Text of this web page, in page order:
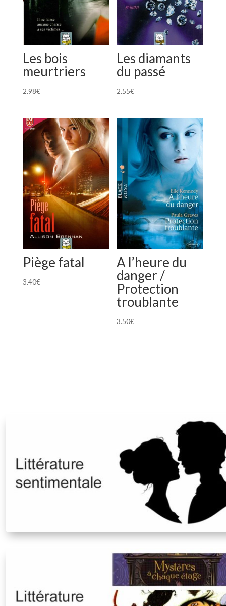
Les bois
meurtriers
2.98€
Les diamants
du passé
2.55€
Piège fatal
3.40€
A l’heure du
danger /
Protection
troublante
3.50€